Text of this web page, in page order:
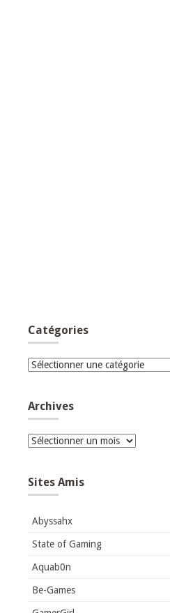
Catégories
Catégories
Archives
Archives
Sites Amis
Abyssahx
State of Gaming
Aquab0n
Be-Games